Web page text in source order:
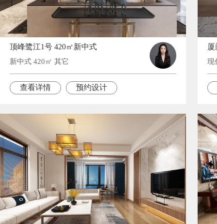
顶峰鹭江1号 420㎡新中式
新中式 420㎡ 其它
查看详情 预约设计
现